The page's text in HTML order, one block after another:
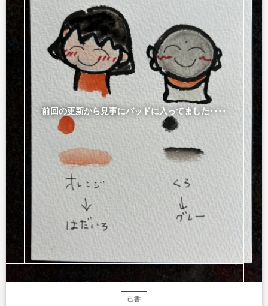
前回の更新から見事にバッドに入ってました････
己書